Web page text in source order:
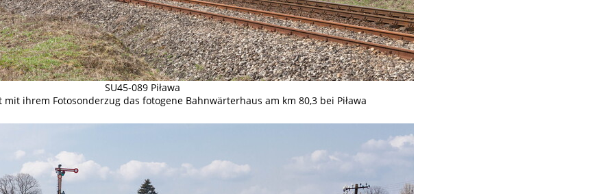
SU45-089 Piława
mit ihrem Fotosonderzug das fotogene Bahnwärterhaus am km 80,3 bei Piława